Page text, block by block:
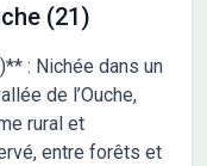
(21)
: Nichée dans un
de l’Ouche,
rural et
entre forêts et